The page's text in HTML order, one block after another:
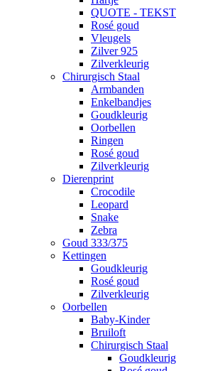
QUOTE - TEKST
Rosé goud
Vleugels
Zilver 925
Zilverkleurig
Chirurgisch Staal
Armbanden
Enkelbandjes
Goudkleurig
Oorbellen
Ringen
Rosé goud
Zilverkleurig
Dierenprint
Crocodile
Leopard
Snake
Zebra
Goud 333/375
Kettingen
Goudkleurig
Rosé goud
Zilverkleurig
Oorbellen
Baby-Kinder
Bruiloft
Chirurgisch Staal
Goudkleurig